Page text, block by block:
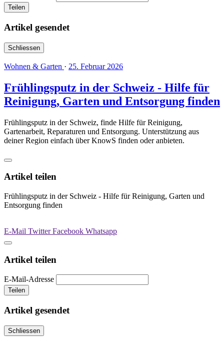
Teilen
Artikel gesendet
Schliessen
Wohnen & Garten · 25. Februar 2026
Frühlingsputz in der Schweiz - Hilfe für
Reinigung, Garten und Entsorgung finden
Frühlingsputz in der Schweiz, finde Hilfe für Reinigung,
Gartenarbeit, Reparaturen und Entsorgung. Unterstützung aus
deiner Region einfach über KnowS finden oder anbieten.
Artikel teilen
Frühlingsputz in der Schweiz - Hilfe für Reinigung, Garten und
Entsorgung finden
E-Mail TwitterFacebook Whatsapp
Artikel teilen
E-Mail-Adresse
Teilen
Artikel gesendet
Schliessen